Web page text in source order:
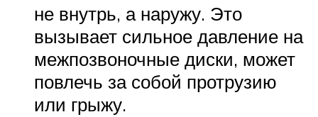
не внутрь, а наружу. Это
вызывает сильное давление на
межпозвоночные диски, может
повлечь за собой протрузию
или грыжу.